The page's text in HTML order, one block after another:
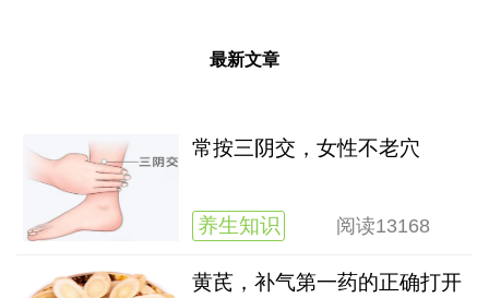
最新文章
常按三阴交，女性不老穴
养生知识 阅读13168
黄芪，补气第一药的正确打开